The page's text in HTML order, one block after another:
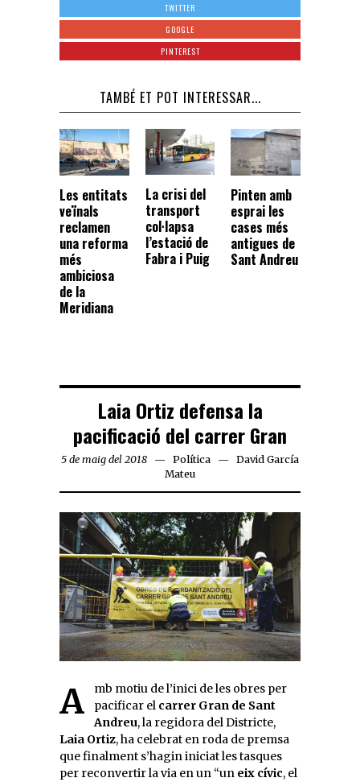
TWITTER
GOOGLE
PINTEREST
TAMBÉ ET POT INTERESSAR...
Les entitats
veïnals
reclamen
una reforma
més
ambiciosa
de la
Meridiana
La crisi del
transport
col·lapsa
l’estació de
Fabra i Puig
Pinten amb
esprai les
cases més
antigues de
Sant Andreu
Laia Ortiz defensa la
pacificació del carrer Gran
5 de maig del 2018 Política
David García
Mateu
Amb motiu de l’inici de les obres per pacificar el carrer Gran de Sant
Andreu, la regidora del Districte,
Laia Ortiz, ha celebrat en roda de premsa
que finalment s’hagin iniciat les tasques
per reconvertir la via en un “un eix cívic, el